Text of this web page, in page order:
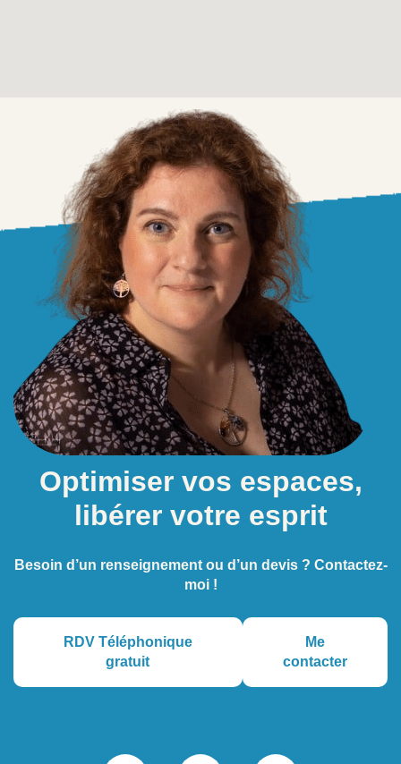
Optimiser vos espaces,
libérer votre esprit
Besoin d’un renseignement ou d’un devis ? Contactez-
moi !
RDV Téléphonique
gratuit
Me
contacter